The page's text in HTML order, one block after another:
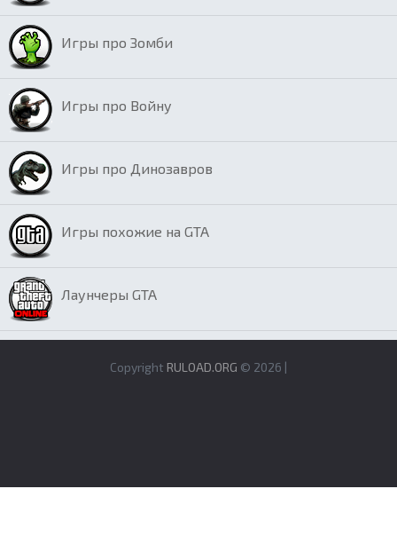
Игры про Зомби
Игры про Войну
Игры про Динозавров
Игры похожие на GTA
Лаунчеры GTA
Copyright RULOAD.ORG © 2026 |